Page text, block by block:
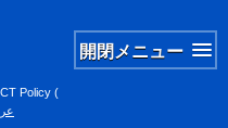
開閉メニュー
Policy (